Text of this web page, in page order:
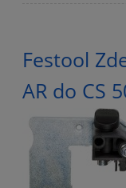
Festool
AR do CS